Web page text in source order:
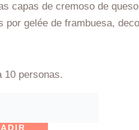
capas de cremoso de
por gelée de frambuesa,
10 personas.